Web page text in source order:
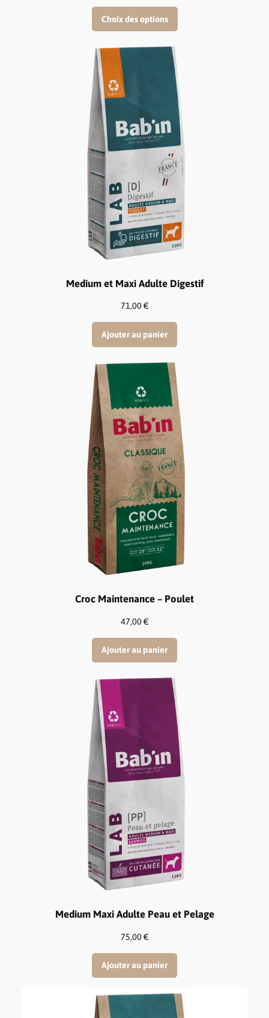
prix :
24,00 €
58,00 €
Choix des options
Medium et Maxi Adulte Digestif
71,00€
Ajouter au panier
Croc Maintenance – Poulet
47,00€
Ajouter au panier
Medium Maxi Adulte Peau et Pelage
75,00€
Ajouter au panier